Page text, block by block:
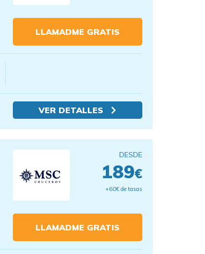
LLAMADME GRATIS
VER DETALLES
DESDE
189€
+60€ de tasas
LLAMADME GRATIS